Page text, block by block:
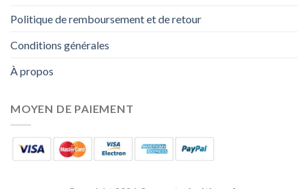
Politique de remboursement et de retour
Conditions générales
À propos
MOYEN DE PAIEMENT